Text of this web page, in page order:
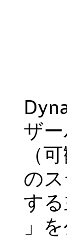
ザ
（
の
す
」